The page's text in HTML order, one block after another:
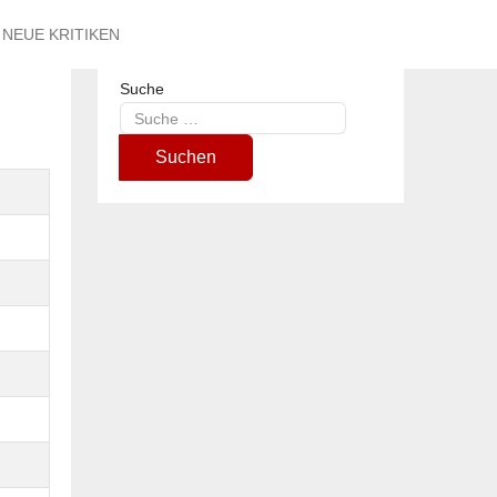
NEUE KRITIKEN
Suche
Type 2 or more characters for results.
Suchen